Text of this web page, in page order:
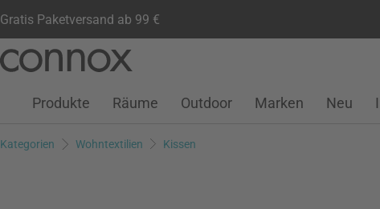
Gratis Paketversand ab 99 €
Seiteninhalt
Suchfeld
Kundenkonto
Wunschliste
Warenkorb
Produkte Räume Outdoor Marken Neu
Kategorien Wohntextilien Kissen